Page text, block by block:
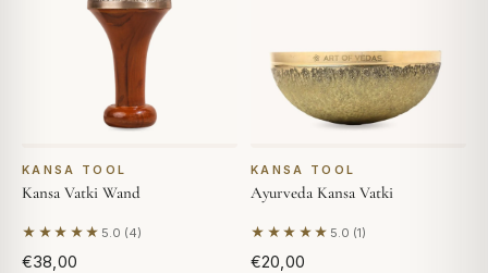
KANSA TOOL
Kansa Vatki Wand
★★★★★ 5.0 (4)
Na základě 4 hodnocení
€38,00
KANSA TOOL
Ayurveda Kansa Vatki
★★★★★ 5.0 (1)
Na základě 1 hodnocení
€20,00